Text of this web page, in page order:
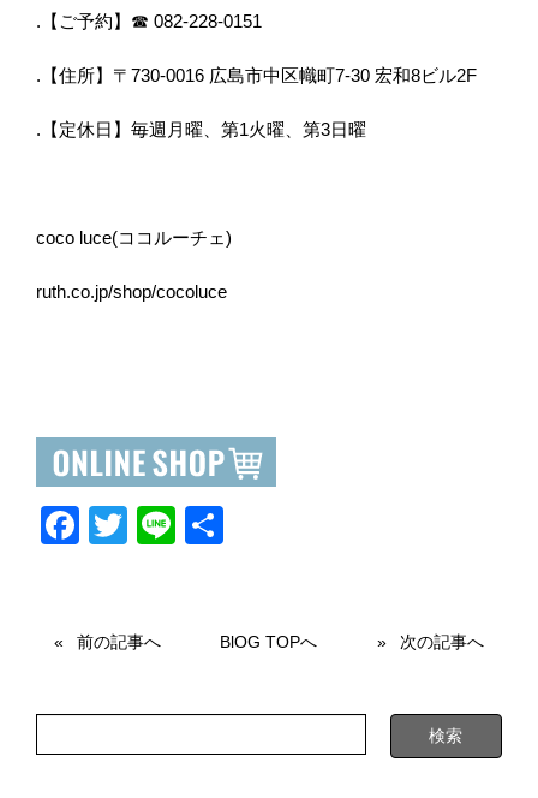
.【ご予約】☎︎ 082-228-0151
.【住所】〒730-0016 広島市中区幟町7-30 宏和8ビル2F
.【定休日】毎週月曜、第1火曜、第3日曜
coco luce(ココルーチェ)
ruth.co.jp/shop/cocoluce
F
e
o
o
T
er
Li
前の記事へ BlOG TOPへ 次の記事へ